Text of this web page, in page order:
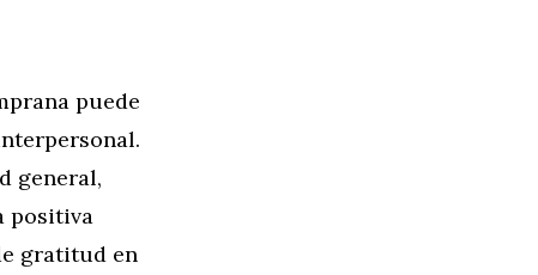
puede
general,
positiva
gratitud en